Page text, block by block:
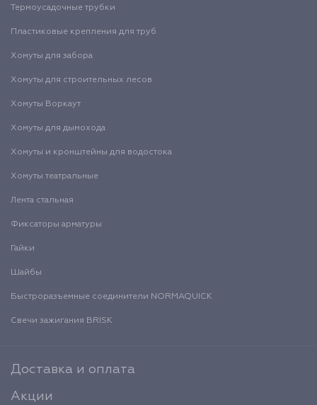
Термоусадочные трубки
Пластиковые крепления для труб
Хомуты для забора
Хомуты для строительных лесов
Хомуты Воркаут
Хомуты для дымохода
Хомуты и кронштейны для водостока
Хомуты театральные
Лента стальная
Фиксаторы арматуры
Гайки
Шайбы
Быстроразъемные соединители NORMAQUICK
Свечи зажигания BRISK
Доставка и оплата
Акции